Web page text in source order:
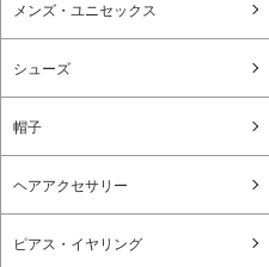
メンズ・ユニセックス
シューズ
帽子
ヘアアクセサリー
ピアス・イヤリング